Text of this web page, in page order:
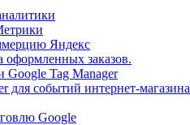
Яндекс
заказов.
Tag Manager
для событий интернет-магазина
Google